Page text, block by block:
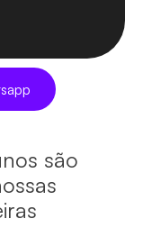
são